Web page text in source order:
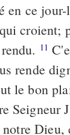
ce
croient;
11
rende
le bon
Seigneur
Dieu,